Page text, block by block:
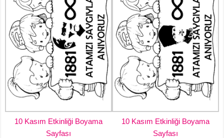
10 Kasım Etkinliği Boyama
Sayfası
10 Kasım Etkinliği Boyama
Sayfası